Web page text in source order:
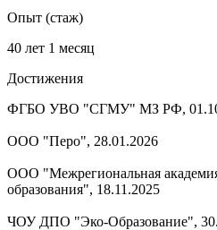
Опыт (стаж)
40 лет 1 месяц
Достижения
ФГБО УВО "СГМУ" МЗ РФ,
ООО "Перо", 28.01.2026
ООО "Межрегиональная
образования", 18.11.2025
ЧОУ ДПО "Эко-Образование",